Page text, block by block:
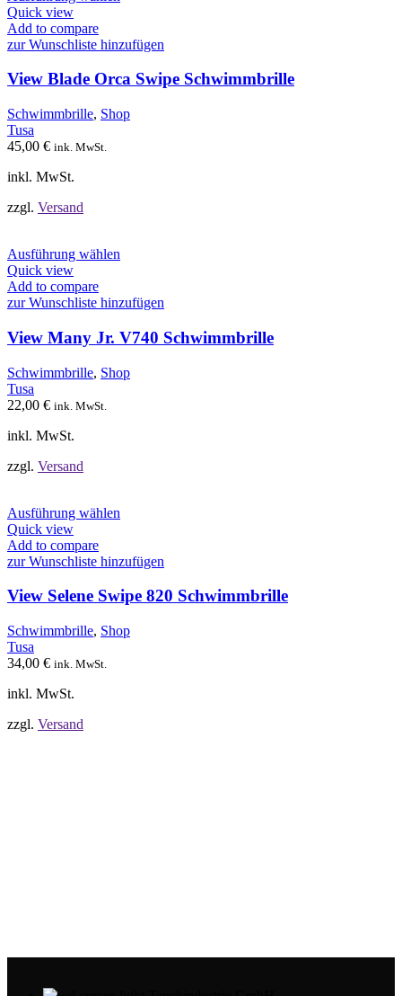
mehrere
auf.
Optionen
können
Quick view
Add to compare
zur Wunschliste hinzufügen
View Blade Orca Swipe Schwimmbrille
Schwimmbrille, Shop
Tusa
45,00 € ink. MwSt.
inkl. MwSt.
zzgl. Versand
Ausführung wählen
mehrere
auf.
Die
können
Quick view
Add to compare
zur Wunschliste hinzufügen
View Many Jr. V740 Schwimmbrille
Schwimmbrille, Shop
Tusa
22,00 € ink. MwSt.
inkl. MwSt.
zzgl. Versand
Ausführung wählen
mehrere
auf.
Die
Optionen
können
Quick view
Add to compare
zur Wunschliste hinzufügen
View Selene Swipe 820 Schwimmbrille
Schwimmbrille, Shop
Tusa
34,00 € ink. MwSt.
inkl. MwSt.
zzgl. Versand